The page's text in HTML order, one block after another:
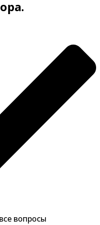
вопросы